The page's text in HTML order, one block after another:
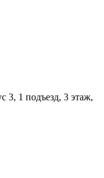
3, 1 подъезд, 3 этаж,